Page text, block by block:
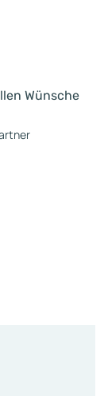
Wünsche